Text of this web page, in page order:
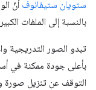
ستويان ستيفانوف أنّ
بالنسبة إلى الملفات
تبدو الصور التدريجية
بأعلى جودة ممكنة في
التوقف عن تنزيل صورة